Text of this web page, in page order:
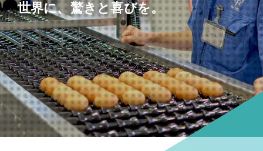
世界に、驚きと喜びを。